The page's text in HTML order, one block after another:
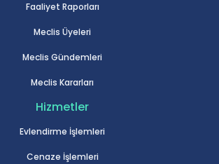
Faaliyet Raporları
Meclis Üyeleri
Meclis Gündemleri
Meclis Kararları
Hizmetler
Evlendirme İşlemleri
Cenaze İşlemleri